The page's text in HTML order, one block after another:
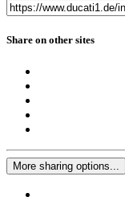
Share on other sites
More sharing options...